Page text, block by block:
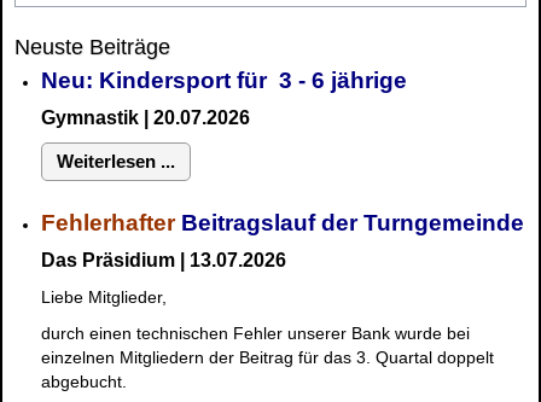
Neuste Beiträge
Neu: Kindersport für 3 - 6 jährige
Gymnastik | 20.07.2026
Weiterlesen ...
FehlerhafterBeitragslauf der Turngemeinde
Das Präsidium | 13.07.2026
Liebe Mitglieder,
durch einen technischen Fehler unserer Bank wurde bei
einzelnen Mitgliedern der Beitrag für das 3. Quartal doppelt
abgebucht.